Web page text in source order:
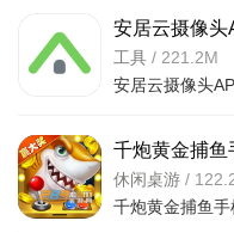
星漫屋怎么下载安装？
直接在浏览器搜索“星漫
点，或者前往华为、小米等
安居云摄像头
工具 / 221.2M
千炮黄金捕鱼
v8.0.0高爆版
休闲桌游 /